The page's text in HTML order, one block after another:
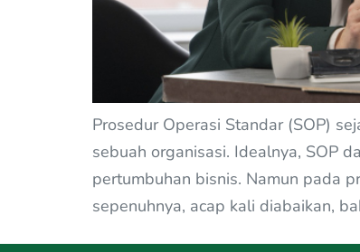
Prosedur Operasi Standar (SOP)
sebuah organisasi. Idealnya, SOP
pertumbuhan bisnis. Namun pada
sepenuhnya, acap kali diabaikan,